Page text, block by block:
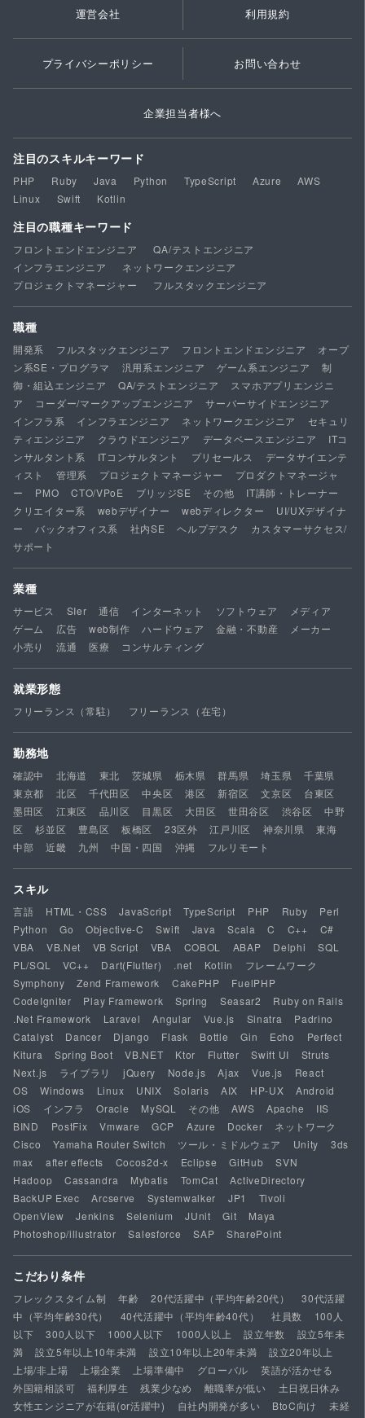
運営会社 利用規約
プライバシーポリシー お問い合わせ
企業担当者様へ
注目のスキルキーワード
PHP Ruby Java Python TypeScript Azure
AWS
Linux
Swift Kotlin
注目の職種キーワード
フロントエンドエンジニア
QA/テストエンジニア
インフラエンジニア
ネットワークエンジニア
プロジェクトマネージャー
フルスタックエンジニア
職種
開発系 フルスタックエンジニア フロントエンドエンジニア
オープ
ン系SE・プログラマ
汎用系エンジニア ゲーム系エンジニア
制
御・組込エンジニア
QA/テストエンジニア
スマホアプリエンジニ
ア
コーダー/マークアップエンジニア
サーバーサイドエンジニア
インフラ系
インフラエンジニア ネットワークエンジニア
セキュリ
ティエンジニア
クラウドエンジニア データベースエンジニア
ITコ
ンサルタント系
ITコンサルタント プリセールス
データサイエンテ
ィスト
管理系 プロジェクトマネージャー
プロダクトマネージャ
ー
PMO CTO/VPoE ブリッジSE その他
IT講師・トレーナー
クリエイター系
webデザイナー webディレクター
UI/UXデザイナ
ー
バックオフィス系 社内SE ヘルプデスク
カスタマーサクセス/
サポート
業種
サービス SIer 通信 インターネット ソフトウェア
メディア
ゲーム
広告 web制作 ハードウェア 金融・不動産
メーカー
小売り
流通 医療 コンサルティング
就業形態
フリーランス（常駐） フリーランス（在宅）
勤務地
確認中 北海道 東北 茨城県 栃木県 群馬県 埼玉県
千葉県
東京都
北区 千代田区 中央区 港区 新宿区 文京区
台東区
墨田区
江東区 品川区 目黒区 大田区 世田谷区 渋谷区
中野
区
杉並区 豊島区 板橋区 23区外 江戸川区 神奈川県
東海
中部
近畿 九州 中国・四国 沖縄 フルリモート
スキル
言語 HTML・CSS JavaScript TypeScript PHP Ruby
Perl
Python
Go Objective-C Swift Java Scala C C++
C#
VBA
VB.Net VB Script VBA COBOL ABAP Delphi
SQL
PL/SQL
VC++ Dart(Flutter) .net Kotlin
フレームワーク
Symphony
Zend Framework CakePHP
FuelPHP
CodeIgniter
Play Framework Spring Seasar2
Ruby on Rails
.Net Framework
Laravel Angular Vue.js Sinatra
Padrino
Catalyst
Dancer Django Flask Bottle Gin Echo
Perfect
Kitura
Spring Boot VB.NET Ktor Flutter Swift UI
Struts
Next.js
ライブラリ jQuery Node.js Ajax Vue.js
React
OS
Windows Linux UNIX Solaris AIX HP-UX
Android
iOS
インフラ Oracle MySQL その他 AWS Apache
IIS
BIND
PostFix Vmware GCP Azure Docker
ネットワーク
Cisco
Yamaha Router Switch ツール・ミドルウェア Unity
3ds
max
after effects Cocos2d-x Eclipse GitHub
SVN
Hadoop
Cassandra Mybatis TomCat
ActiveDirectory
BackUP Exec
Arcserve Systemwalker JP1
Tivoli
OpenView
Jenkins Selenium JUnit Git
Maya
Photoshop/illustrator
Salesforce SAP SharePoint
こだわり条件
フレックスタイム制 年齢 20代活躍中（平均年齢20代）
30代活躍
中（平均年齢30代）
40代活躍中（平均年齢40代） 社員数
100人
以下
300人以下 1000人以下 1000人以上 設立年数
設立5年未
満
設立5年以上10年未満 設立10年以上20年未満
設立20年以上
上場/非上場
上場企業 上場準備中 グローバル
英語が活かせる
外国籍相談可
福利厚生 残業少なめ 離職率が低い
土日祝日休み
女性エンジニアが在籍(or活躍中)
自社内開発が多い BtoC向け
未経